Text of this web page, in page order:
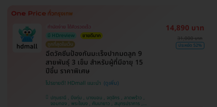
ทำนัดง่าย ได้คิวรวดเร็ว
มี HDreview
ขายดีมาก
ถูกที่สุดในเว็บ
ฉีดวัคซีนป้องกันมะเร็งปากมดลูก 9
สายพันธุ์ 3 เข็ม สำหรับผู้ที่มีอายุ 15
ปีขึ้น ราคาพิเศษ
โปรขายดี! HDmall แนะนำ
ปทุมธานี , บึงกุ่ม , บางบอน , จตุจักร , ลาดพร้าว ,
จอมทอง , พระโขนง , คันนายาว , สมุทรปราการ ,
14,890 บาท
31,000 บาท
ประหยัด 52%